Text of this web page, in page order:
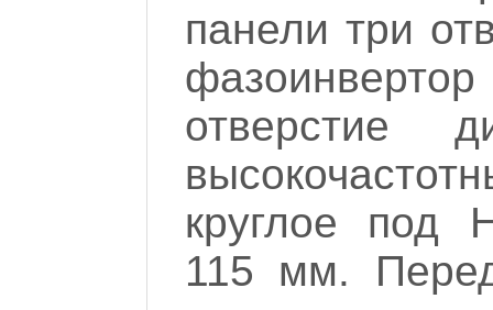
панели три
отверстие
круглое под
115 мм.